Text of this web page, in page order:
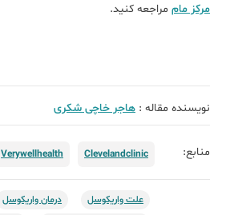
مرکز مام مراجعه کنید.
نویسنده مقاله : هاجر خاچی شکری
منابع: Clevelandclinic
Verywellhealth
علت واریکوسل درمان واریکوسل